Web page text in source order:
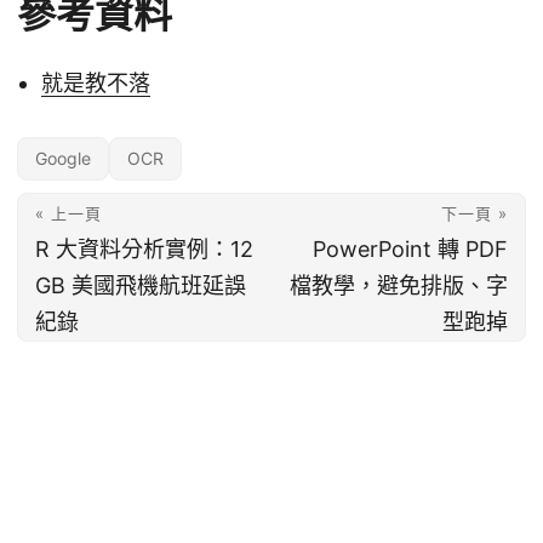
參考資料
就是教不落
Google OCR
« 上一頁
R 大資料分析實例：12
GB 美國飛機航班延誤
紀錄
下一頁 »
PowerPoint 轉 PDF
檔教學，避免排版、字
型跑掉